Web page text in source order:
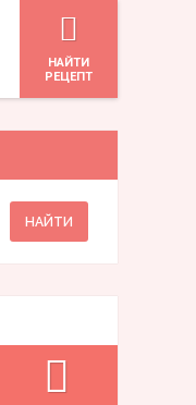
HАЙТИ
РЕЦЕПТ